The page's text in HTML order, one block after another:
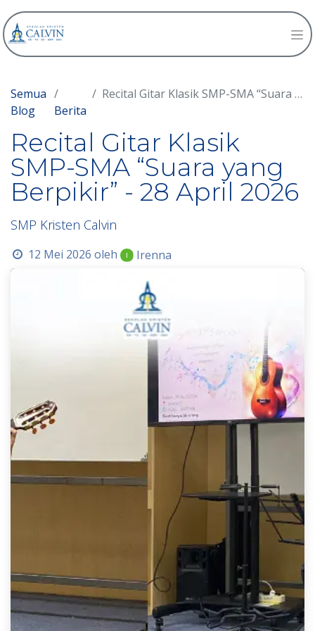
Semua
Blog
Berita
Recital Gitar Klasik SMP-SMA “Suara yang Berpikir” - 28 April 2026
Recital Gitar Klasik
SMP-SMA “Suara yang
Berpikir” - 28 April 2026
SMP Kristen Calvin
12 Mei 2026 oleh Irenna